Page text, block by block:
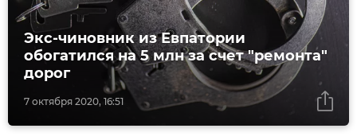
7 октября 2020, 16:51
Экс-чиновник из Евпатории
обогатился на 5 млн за счет "ремонта"
дорог